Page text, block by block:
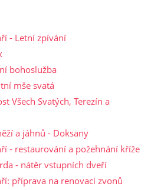
- Letní zpívání
bohoslužba
mše svatá
Všech Svatých, Terezín a
a jáhnů - Doksany
- restaurování a požehnání kříže
- nátěr vstupních dveří
příprava na renovaci zvonů